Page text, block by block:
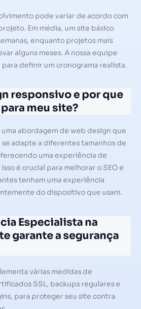
pode variar de acordo com
Em média, um site básico
enquanto projetos mais
alguns meses. A nossa equipe
definir um cronograma realista.
responsivo e por que
meu site?
abordagem de web design que
adapte a diferentes tamanhos de
uma experiência de
é crucial para melhorar o SEO e
tenham uma experiência
do dispositivo que usam.
Especialista na
garante a segurança
várias medidas de
SSL, backups regulares e
para proteger seu site contra